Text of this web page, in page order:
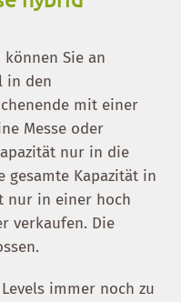
können Sie an
in den
mit einer
Messe oder
nur in die
gesamte Kapazität in
nur in einer hoch
verkaufen. Die
immer noch zu